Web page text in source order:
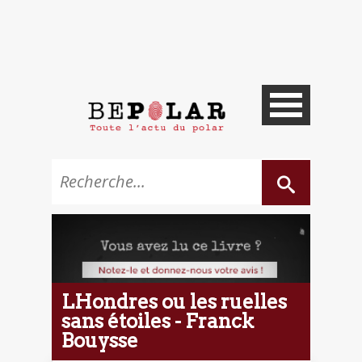
LHondres ou les ruelles
sans étoiles - Franck
Bouysse